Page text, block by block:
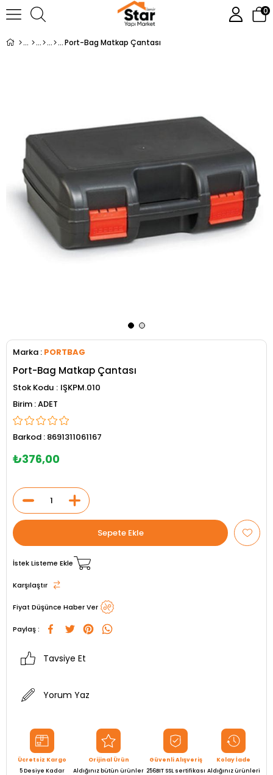
0
Port-Bag Matkap Çantası
Marka : PORTBAG
Port-Bag Matkap Çantası
Stok Kodu
IŞKPM.010
ADET
Barkod : 8691311061167
₺376,00
İstek Listeme Ekle
Karşılaştır
Fiyat Düşünce Haber Ver
Paylaş :
Tavsiye Et
Yorum Yaz
Ücretsiz Kargo
5 Desiye Kadar
Orijinal Ürün
Aldığınız bütün ürünler
Güvenli Alışveriş
256BIT SSL sertifikası
Kolay İade
Aldığınız ürünleri